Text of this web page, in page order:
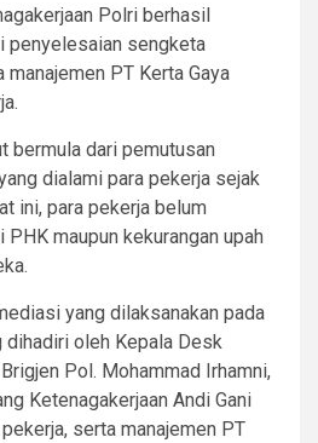
Polri berhasil
penyelesaian sengketa
manajemen PT Kerta Gaya
bermula dari pemutusan
dialami para pekerja sejak
ini, para pekerja belum
maupun kekurangan upah
yang dilaksanakan pada
dihadiri oleh Kepala Desk
Pol. Mohammad Irhamni,
Ketenagakerjaan Andi Gani
serta manajemen PT